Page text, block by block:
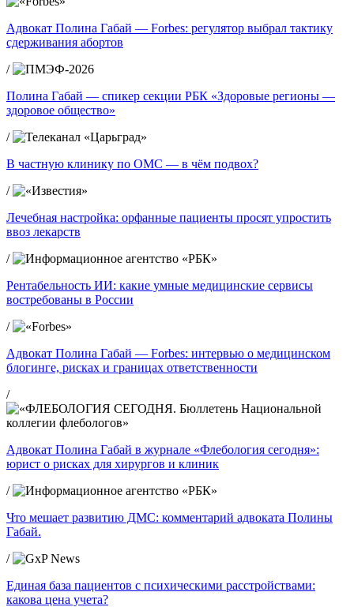
Адвокат Полина Габай — Forbes: регулятор выбрал тактику
сдерживания абортов
/
Полина Габай — спикер секции РБК «Здоровые регионы —
здоровое общество»
/
В частную клинику по ОМС — в чём подвох?
/
Лечебная настройка: орфанные пациенты просят упростить
ввоз лекарств
/
Рентабельность ИИ: какие умные медицинские сервисы
востребованы в России
/
Адвокат Полина Габай — Forbes: интервью о медицинском
блогинге, рисках и границах ответственности
/
Адвокат Полина Габай в журнале «Флебология сегодня»:
юрист о рисках для хирургов и клиник
/
Что мешает развитию ДМС: комментарий адвоката Полины
Габай.
/
Единая база пациентов с психическими расстройствами:
какова цена учета?